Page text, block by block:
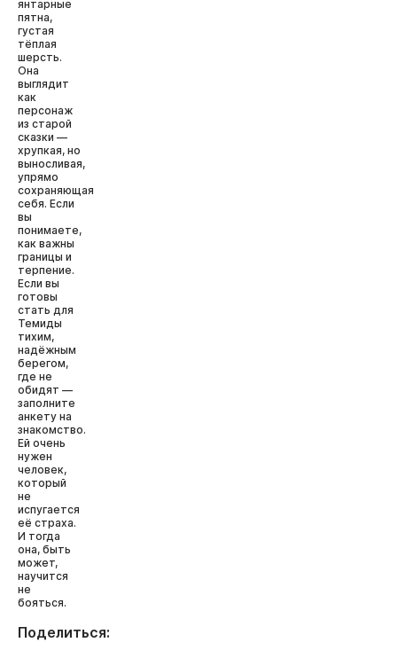
янтарные
пятна,
густая
тёплая
шерсть.
Она
выглядит
как
персонаж
из старой
сказки —
хрупкая, но
выносливая,
упрямо
сохраняющая
себя. Если
вы
понимаете,
как важны
границы и
терпение.
Если вы
готовы
стать для
Темиды
тихим,
надёжным
берегом,
где не
обидят —
заполните
анкету на
знакомство.
Ей очень
нужен
человек,
который
не
испугается
её страха.
И тогда
она, быть
может,
научится
не
бояться.
Поделиться: